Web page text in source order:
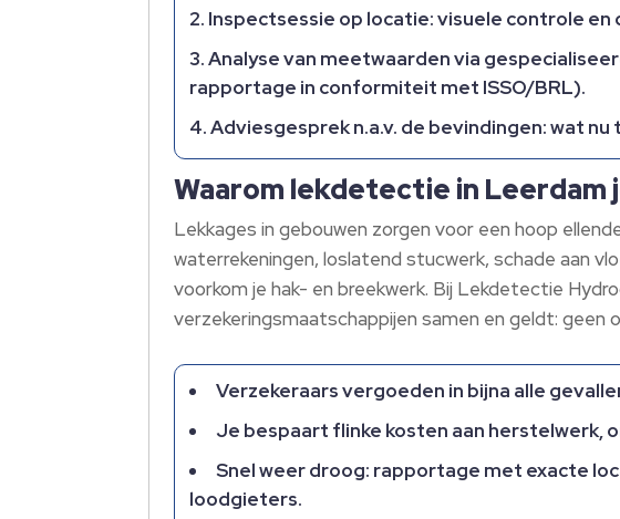
Inspectsessie op locatie: visuele controle
Analyse van meetwaarden via
rapportage in conformiteit met ISSO/BRL).​
Adviesgesprek n.​a.​v.​ de bevindingen: wat
Waarom lekdetectie in Leerdam
Lekkages in gebouwen zorgen voor een hoop
waterrekeningen, loslatend stucwerk, schade aan
voorkom je hak- en breekwerk.​ Bij Lekdetectie
verzekeringsmaatschappijen samen en geldt: geen
Verzekeraars vergoeden in bijna alle
Je bespaart flinke kosten aan
Snel weer droog: rapportage met exacte
loodgieters.​